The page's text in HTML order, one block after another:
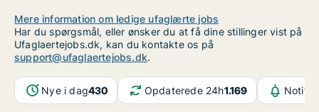
Mere information om ledige ufaglærte jobs
Har du spørgsmål, eller ønsker du at få dine stillinger vist på
Ufaglaertejobs.dk, kan du kontakte os på
support@ufaglaertejobs.dk.
Nye i dag430 Opdaterede 24h1.169